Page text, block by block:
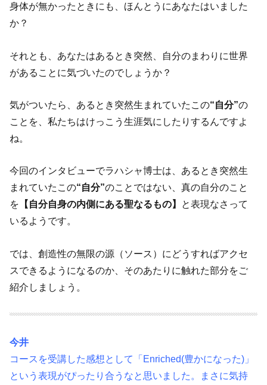
身体が無かったときにも、ほんとうにあなたはいました
か？
それとも、あなたはあるとき突然、自分のまわりに世界
があることに気づいたのでしょうか？
気がついたら、あるとき突然生まれていたこの“自分”の
ことを、私たちはけっこう生涯気にしたりするんですよ
ね。
今回のインタビューでラハシャ博士は、あるとき突然生
まれていたこの“自分”のことではない、真の自分のこと
を 【自分自身の内側にある聖なるもの】 と表現なさって
いるようです。
では、創造性の無限の源（ソース）にどうすればアクセ
スできるようになるのか、そのあたりに触れた部分をご
紹介しましょう。
今井
コースを受講した感想として「Enriched(豊かになった)」
という表現がぴったり合うなと思いました。まさに気持